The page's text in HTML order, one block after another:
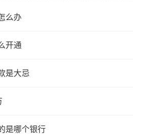
么办
开通
是大忌
是哪个银行